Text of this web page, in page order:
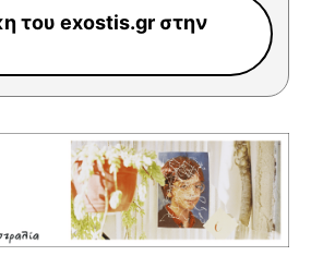
του exostis.gr στην